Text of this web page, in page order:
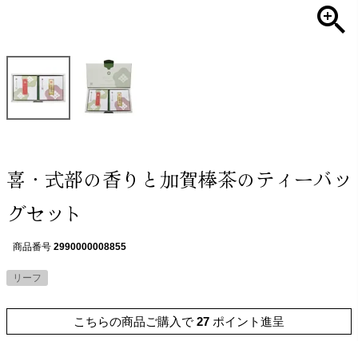
喜・式部の香りと加賀棒茶のティーバッ
グセット
商品番号 2990000008855
リーフ
こちらの商品ご購入で 27 ポイント進呈